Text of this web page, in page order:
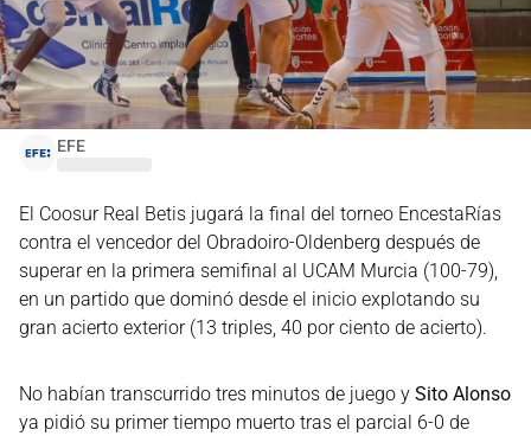
EFE
El Coosur Real Betis jugará la final del torneo EncestaRías
contra el vencedor del Obradoiro-Oldenberg después de
superar en la primera semifinal al UCAM Murcia (100-79),
en un partido que dominó desde el inicio explotando su
gran acierto exterior (13 triples, 40 por ciento de acierto).
No habían transcurrido tres minutos de juego y Sito Alonso
ya pidió su primer tiempo muerto tras el parcial 6-0 de